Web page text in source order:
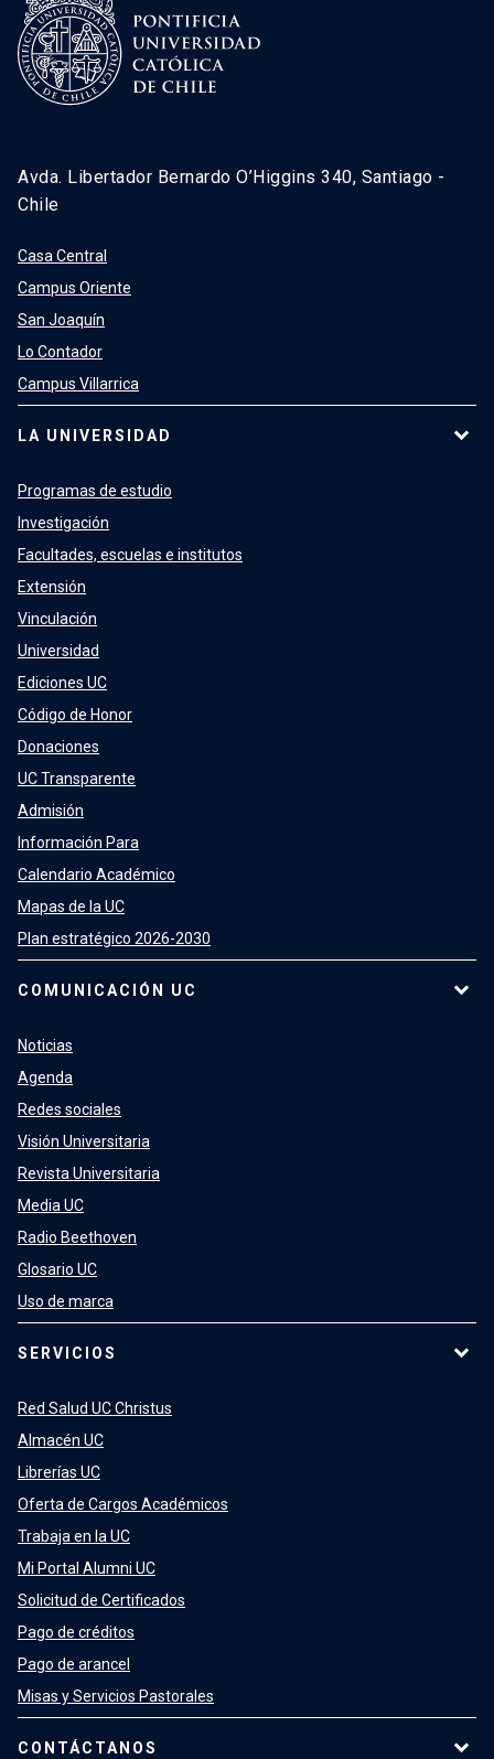
Avda. Libertador Bernardo O’Higgins 340, Santiago -
Chile
Casa Central
Campus Oriente
San Joaquín
Lo Contador
Campus Villarrica
LA UNIVERSIDAD
Programas de estudio
Investigación
Facultades, escuelas e institutos
Extensión
Vinculación
Universidad
Ediciones UC
Código de Honor
Donaciones
UC Transparente
Admisión
Información Para
Calendario Académico
Mapas de la UC
Plan estratégico 2026-2030
COMUNICACIÓN UC
Noticias
Agenda
Redes sociales
Visión Universitaria
Revista Universitaria
Media UC
Radio Beethoven
Glosario UC
Uso de marca
SERVICIOS
Red Salud UC Christus
Almacén UC
Librerías UC
Oferta de Cargos Académicos
Trabaja en la UC
Mi Portal Alumni UC
Solicitud de Certificados
Pago de créditos
Pago de arancel
Misas y Servicios Pastorales
CONTÁCTANOS